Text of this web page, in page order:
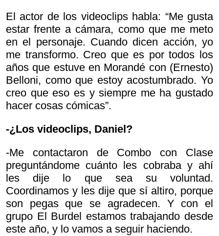
El actor de los videoclips habla: “Me gusta
estar frente a cámara, como que me meto
en el personaje. Cuando dicen acción, yo
me transformo. Creo que es por todos los
años que estuve en Morandé con (Ernesto)
Belloni, como que estoy acostumbrado. Yo
creo que eso es y siempre me ha gustado
hacer cosas cómicas”.
-¿Los videoclips, Daniel?
-Me contactaron de Combo con Clase
preguntándome cuánto les cobraba y ahí
les dije lo que sea su voluntad.
Coordinamos y les dije que sí altiro, porque
son pegas que se agradecen. Y con el
grupo El Burdel estamos trabajando desde
este año, y lo vamos a seguir haciendo.